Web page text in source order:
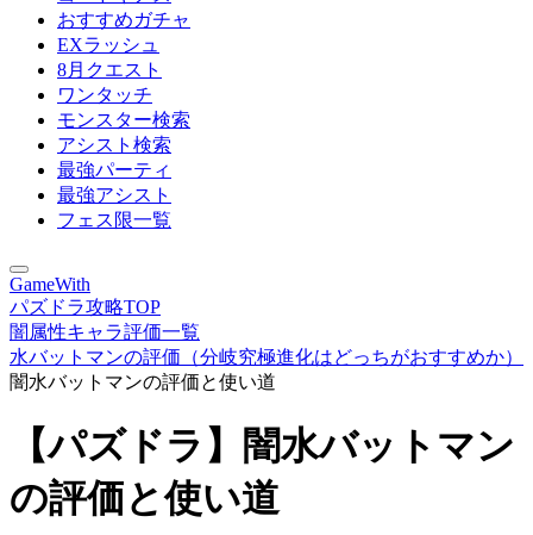
おすすめガチャ
EXラッシュ
8月クエスト
ワンタッチ
モンスター検索
アシスト検索
最強パーティ
最強アシスト
フェス限一覧
GameWith
パズドラ攻略TOP
闇属性キャラ評価一覧
水バットマンの評価（分岐究極進化はどっちがおすすめか）
闇水バットマンの評価と使い道
【パズドラ】闇水バットマン
の評価と使い道